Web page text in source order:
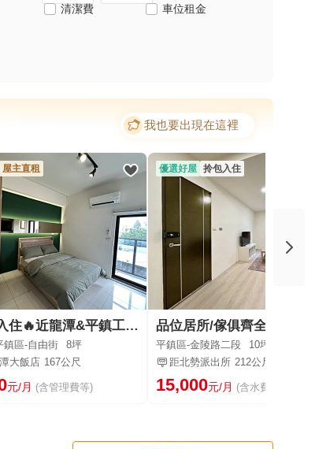
清潔費
車位租金
我也要出現在這裡
屋主直租
🔥拎包入住🔥近龍潭&平鎮工業區、傢俱齊全、採光大套房
鎮區-自由街
8坪
大飯店 167公尺
元/月 (含管理費等)
優選好屋 拎包入住
平鎮區-金陵路二段
10坪
距北勢派出所 212公尺
15,000元/月 (含水費等)